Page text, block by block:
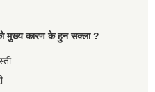
मुख्य कारण के हुन सक्ला ?